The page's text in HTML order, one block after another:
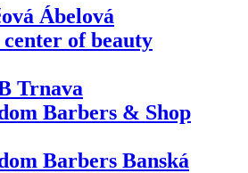
Ábelová
of beauty
Trnava
Barbers & Shop
Barbers Banská